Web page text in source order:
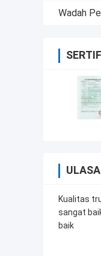
Wadah
Kualitas
sangat
baik